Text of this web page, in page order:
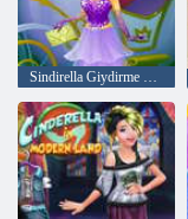
Sindirella Giydirme Modası nova